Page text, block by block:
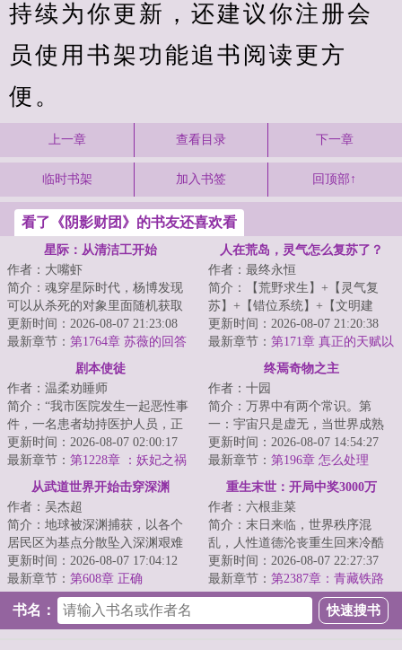
持续为你更新，还建议你注册会
员使用书架功能追书阅读更方
便。
上一章 查看目录 下一章
临时书架 加入书签 回顶部↑
看了《阴影财团》的书友还喜欢看
星际：从清洁工开始
作者：大嘴虾
简介：魂穿星际时代，杨博发现
可以从杀死的对象里面随机获取
能力！杀死一条金鱼，游泳+！杀
死一只蝙蝠，...
更新时间：2026-08-07 21:23:08
最新章节： 第1764章 苏薇的回答
人在荒岛，灵气怎么复苏了？
作者：最终永恒
简介：【荒野求生】+【灵气复
苏】+【错位系统】+【文明建
设】一艘国际邮轮在公海遭遇意
外，船上的六千名...
更新时间：2026-08-07 21:20:38
最新章节： 第171章 真正的天赋以
及……真正的胜利！
剧本使徒
作者：温柔劝睡师
简介：“我市医院发生一起恶性事
件，一名患者劫持医护人员，正
在与警方对峙......”杨逍关闭电视
机，下一...
更新时间：2026-08-07 02:00:17
最新章节： 第1228章 ：妖妃之祸
终焉奇物之主
作者：十园
简介：万界中有两个常识。第
一：宇宙只是虚无，当世界成熟
后，将会无可避免地坠入母河，
往终焉而去。届时...
更新时间：2026-08-07 14:54:27
最新章节： 第196章 怎么处理
（5k）
从武道世界开始击穿深渊
作者：吴杰超
简介：地球被深渊捕获，以各个
居民区为基点分散坠入深渊艰难
求生，幸存者一边要面对深渊的
恶劣环境，一边...
更新时间：2026-08-07 17:04:12
最新章节： 第608章 正确
重生末世：开局中奖3000万
作者：六根韭菜
简介：末日来临，世界秩序混
乱，人性道德沦丧重生回来冷酷
男人李宇，开局中奖万建造坚固
的基地，囤积物资...
更新时间：2026-08-07 22:27:37
最新章节： 第2387章：青藏铁路
完工，大樟树铁道全线贯通！
书名：